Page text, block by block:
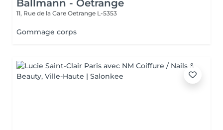
Ballmann - Oetrange
11, Rue de la Gare Oetrange L-5353
Gommage corps